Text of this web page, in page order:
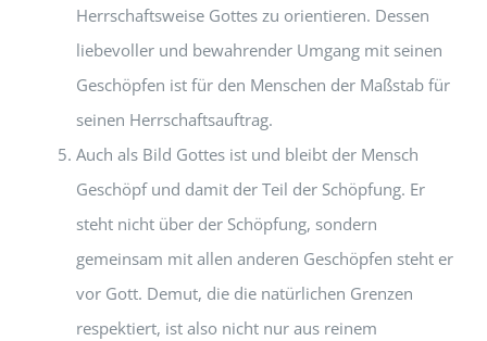
Herrschaftsweise Gottes zu orientieren. Dessen
liebevoller und bewahrender Umgang mit seinen
Geschöpfen ist für den Menschen der Maßstab für
seinen Herrschaftsauftrag.
Auch als Bild Gottes ist und bleibt der Mensch
Geschöpf und damit der Teil der Schöpfung. Er
steht nicht über der Schöpfung, sondern
gemeinsam mit allen anderen Geschöpfen steht er
vor Gott. Demut, die die natürlichen Grenzen
respektiert, ist also nicht nur aus reinem